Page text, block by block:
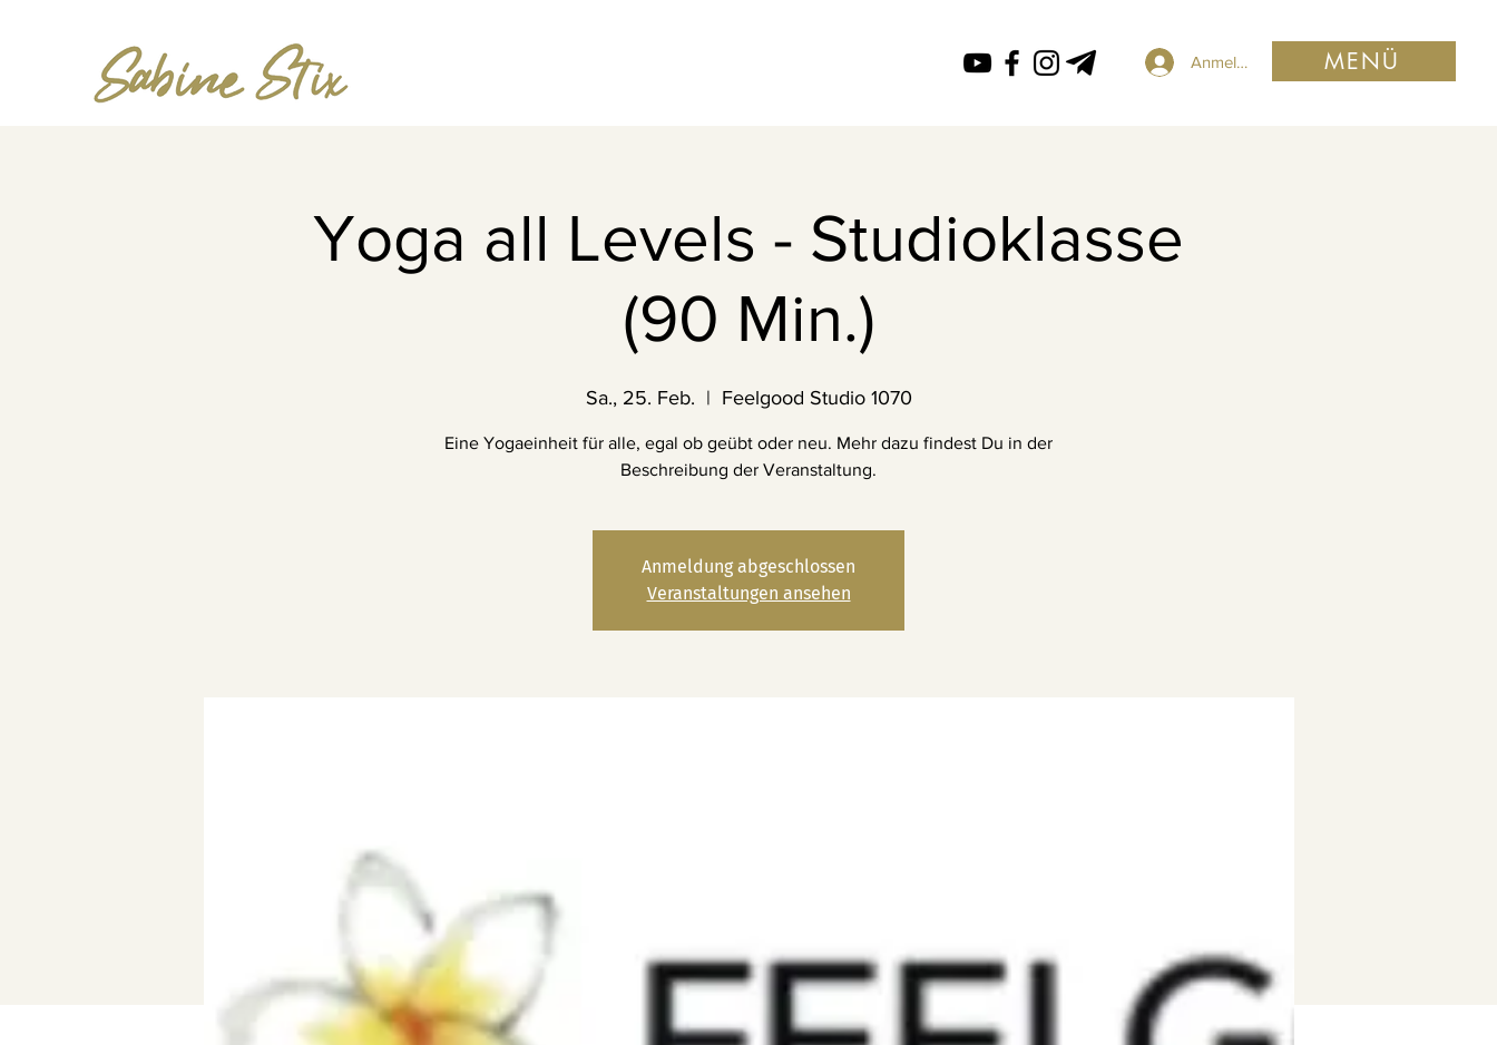
Anmelden MENÜ
Yoga all Levels - Studioklasse
(90 Min.)
Sa., 25. Feb.
  |
Feelgood Studio 1070
Eine Yogaeinheit für alle, egal ob geübt oder neu. Mehr dazu findest Du in der
Beschreibung der Veranstaltung.
Anmeldung abgeschlossen
Veranstaltungen ansehen